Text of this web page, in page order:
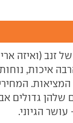
זנב (ואיזה
איכות,
גדולים
הגיוני.